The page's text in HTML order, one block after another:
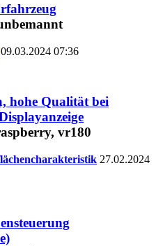
07:36
hohe Qualität bei
27.02.2024